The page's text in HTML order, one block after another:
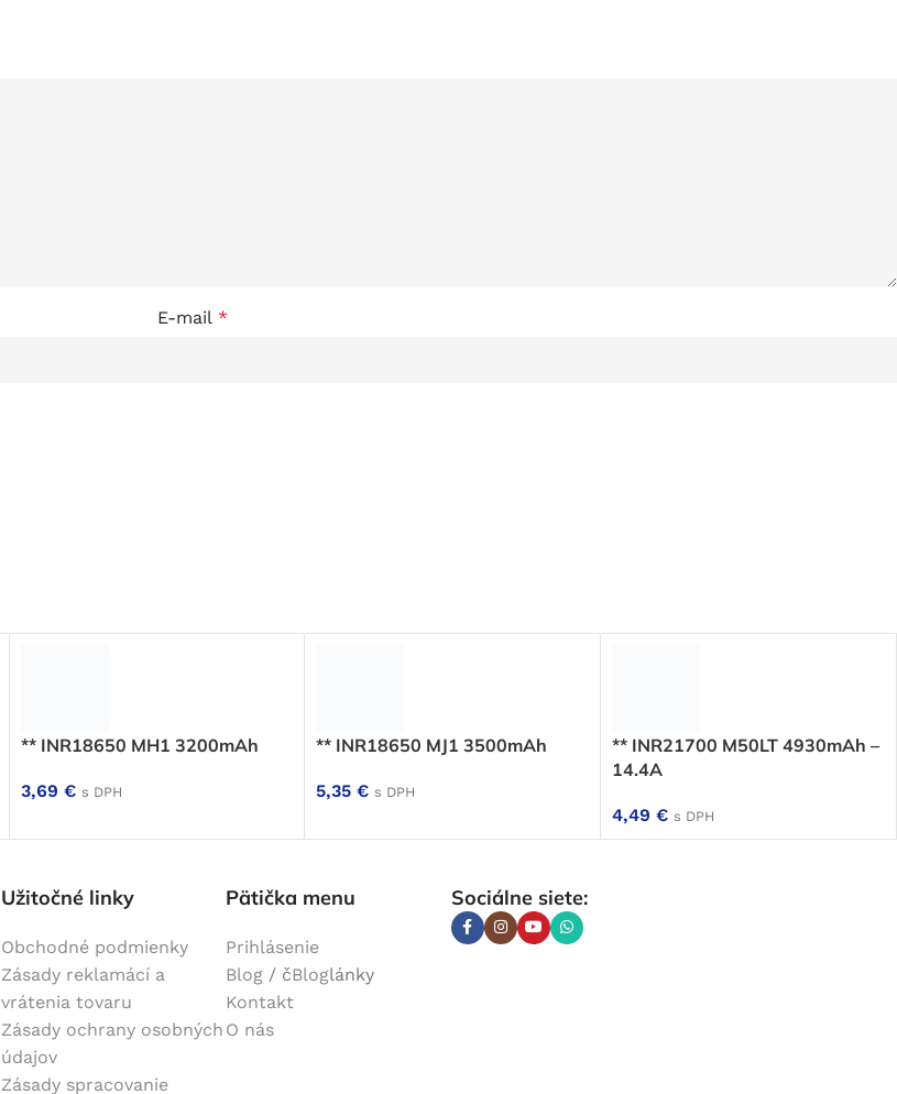
E-mail *
** INR18650 MH1 3200mAh
3,69 € s DPH
** INR18650 MJ1 3500mAh
5,35€ s DPH
** INR21700 M50LT 4930mAh –
14.4A
4,49 € s DPH
Užitočné linky
Obchodné podmienky
Zásady reklamácí a
vrátenia tovaru
Zásady ochrany osobných
údajov
Zásady spracovanie
Pätička menu
Prihlásenie
Blog / čBloglánky
Kontakt
O nás
Sociálne siete: